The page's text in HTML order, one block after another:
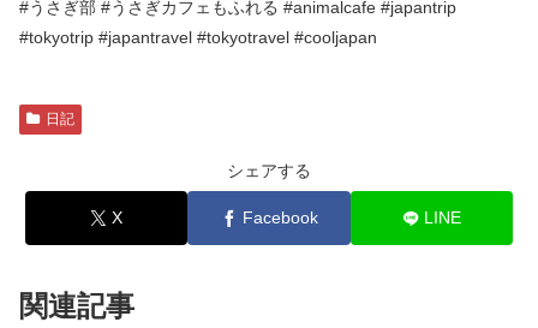
#うさぎ部 #うさぎカフェもふれる #animalcafe #japantrip
#tokyotrip #japantravel #tokyotravel #cooljapan
日記
シェアする
X Facebook LINE
関連記事